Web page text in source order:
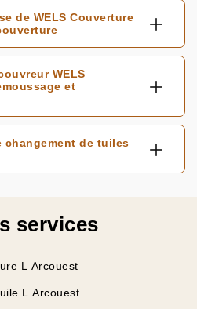
de WELS Couverture
WELS
et
changement de tuiles
services
L Arcouest
L Arcouest